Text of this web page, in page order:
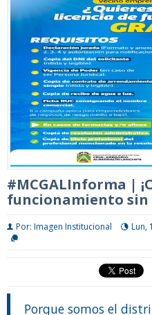
#MCGALInforma |
funcionamiento sin
Por: Imagen Institucional Lun,
Porque somos el